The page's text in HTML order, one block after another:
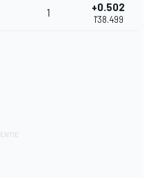
1 +0.502
1'38.499